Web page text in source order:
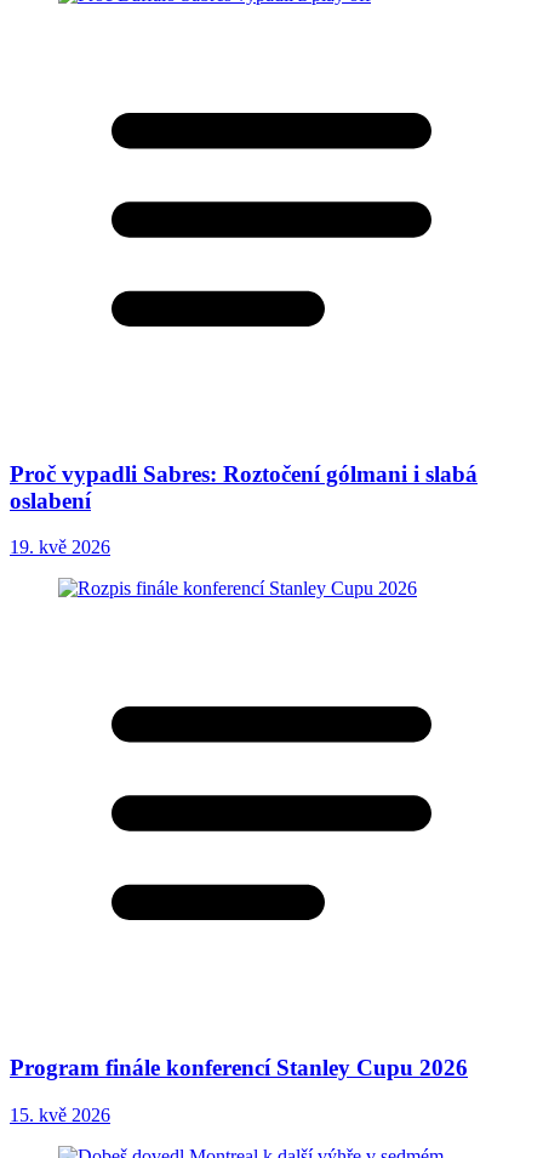
Proč vypadli Sabres: Roztočení gólmani i slabá
oslabení
19. kvě 2026
Program finále konferencí Stanley Cupu 2026
15. kvě 2026